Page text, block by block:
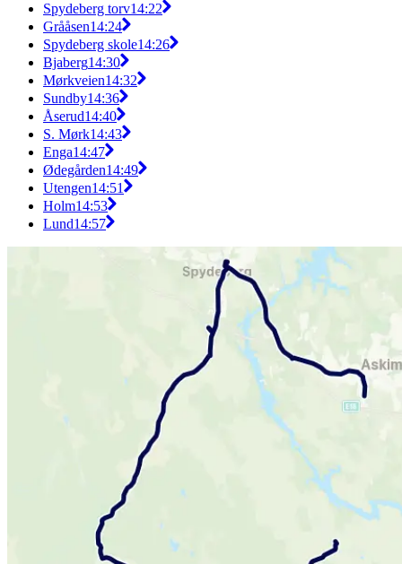
Spydeberg torv14:22
Grååsen14:24
Spydeberg skole14:26
Bjaberg14:30
Mørkveien14:32
Sundby14:36
Åserud14:40
S. Mørk14:43
Enga14:47
Ødegården14:49
Utengen14:51
Holm14:53
Lund14:57